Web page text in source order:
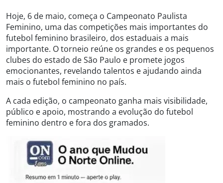
Hoje, 6 de maio, começa o Campeonato Paulista
Feminino, uma das competições mais importantes do
futebol feminino brasileiro, dos estaduais a mais
importante. O torneio reúne os grandes e os pequenos
clubes do estado de São Paulo e promete jogos
emocionantes, revelando talentos e ajudando ainda
mais o futebol feminino no país.
A cada edição, o campeonato ganha mais visibilidade,
público e apoio, mostrando a evolução do futebol
feminino dentro e fora dos gramados.